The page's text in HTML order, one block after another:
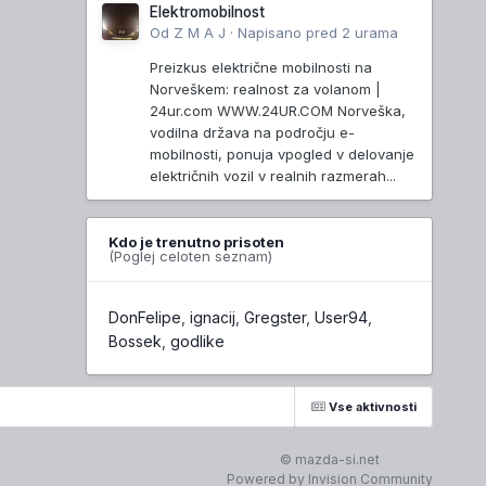
Elektromobilnost
Od Z M A J ·Napisanopred 2 urama
Preizkus električne mobilnosti na
Norveškem: realnost za volanom |
24ur.com WWW.24UR.COM Norveška,
vodilna država na področju e-
mobilnosti, ponuja vpogled v delovanje
električnih vozil v realnih razmerah...
Kdo je trenutno prisoten
(Poglej celoten seznam)
DonFelipe ignacij Gregster User94
Bossek godlike
Vse aktivnosti
© mazda-si.net
Powered by Invision Community